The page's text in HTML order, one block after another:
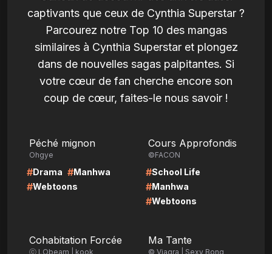
captivants que ceux de Cynthia Superstar ?
Parcourez notre Top 10 des mangas
similaires à Cynthia Superstar et plongez
dans de nouvelles sagas palpitantes. Si
votre cœur de fan cherche encore son
coup de cœur, faites-le nous savoir !
Péché mignon
Ohgye
#Drama #Manhwa
#Webtoons
Cours Approfondis
©FACON
#School Life
#Manhwa
#Webtoons
Cohabitation Forcée
ⓒ LObeam | kook
Ma Tante
© Viagra | Sexy Bong